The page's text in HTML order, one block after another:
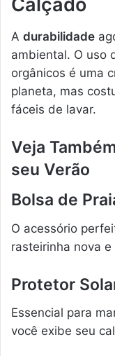
Calçado
A durabilidade
ambiental. O uso
orgânicos é uma
planeta, mas
fáceis de lavar.
Veja
seu Verão
Bolsa de
O acessório
rasteirinha nova
Protetor
Essencial para
você exibe seu